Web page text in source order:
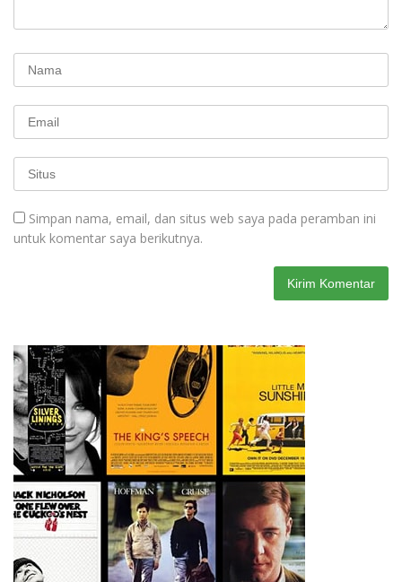
Simpan nama, email, dan situs web saya pada peramban ini
untuk komentar saya berikutnya.